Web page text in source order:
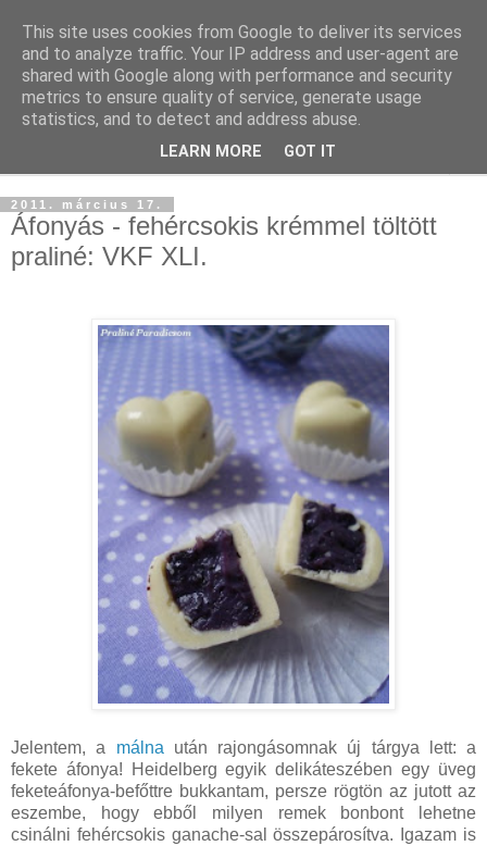
2011. március 17.
Áfonyás - fehércsokis krémmel töltött
praliné: VKF XLI.
Jelentem, a málna után rajongásomnak új tárgya lett: a
fekete áfonya! Heidelberg egyik delikáteszében egy üveg
feketeáfonya-befőttre bukkantam, persze rögtön az jutott az
eszembe, hogy ebből milyen remek bonbont lehetne
csinálni fehércsokis ganache-sal összepárosítva. Igazam is
This site uses cookies from Google to deliver its services
and to analyze traffic. Your IP address and user-agent are
shared with Google along with performance and security
metrics to ensure quality of service, generate usage
statistics, and to detect and address abuse.
LEARN MORE GOT IT